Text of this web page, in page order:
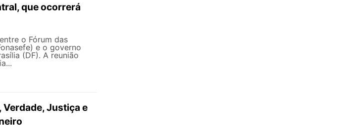
que ocorrerá
o Fórum das
e o governo
(DF). A reunião
Justiça e